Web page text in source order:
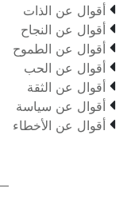
 أقوال عن الذات
 أقوال عن النجاح
 أقوال عن الطموح
 أقوال عن الحب
 أقوال عن الثقة
 أقوال عن سياسة
 أقوال عن الأخطاء